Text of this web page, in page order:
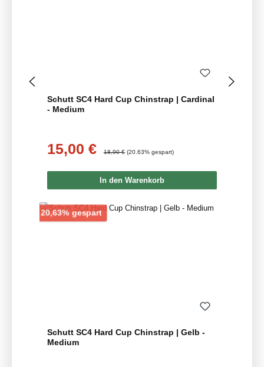
Schutt SC4 Hard Cup Chinstrap | Cardinal
- Medium
Verkaufspreis:
15,00 € 18,90 € (20.63% gespart)
In den Warenkorb
20,63% gespartRabatt
Schutt SC4 Hard Cup Chinstrap | Gelb -
Medium